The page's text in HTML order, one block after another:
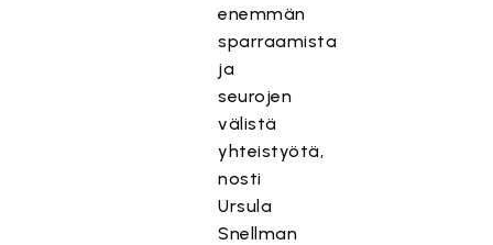
enemmän
sparraamista
ja
seurojen
välistä
yhteistyötä,
nosti
Ursula
Snellman